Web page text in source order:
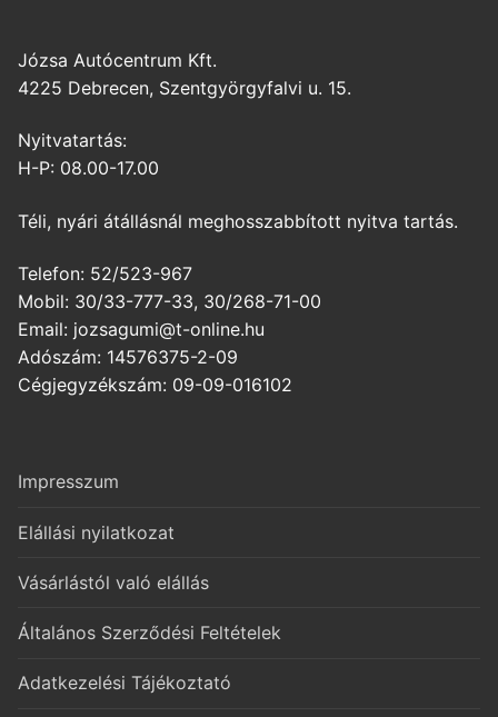
Józsa Autócentrum Kft.
4225 Debrecen, Szentgyörgyfalvi u. 15.
Nyitvatartás:
H-P: 08.00-17.00
Téli, nyári átállásnál meghosszabbított nyitva tartás.
Telefon: 52/523-967
Mobil: 30/33-777-33, 30/268-71-00
Email: jozsagumi@t-online.hu
Adószám: 14576375-2-09
Cégjegyzékszám: 09-09-016102
Impresszum
Elállási nyilatkozat
Vásárlástól való elállás
Általános Szerződési Feltételek
Adatkezelési Tájékoztató